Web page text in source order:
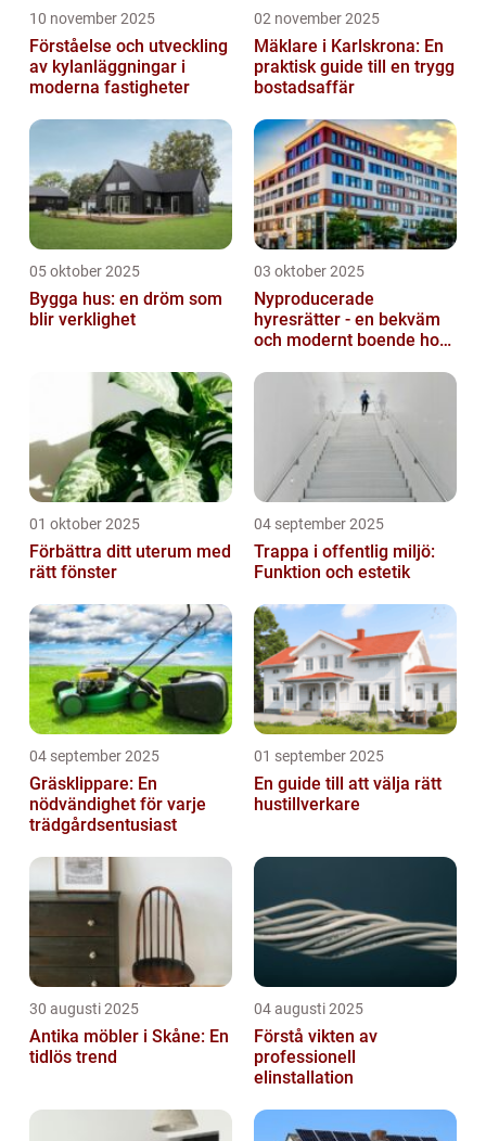
10 november 2025
Förståelse och utveckling
av kylanläggningar i
moderna fastigheter
02 november 2025
Mäklare i Karlskrona: En
praktisk guide till en trygg
bostadsaffär
05 oktober 2025
Bygga hus: en dröm som
blir verklighet
03 oktober 2025
Nyproducerade
hyresrätter - en bekväm
och modernt boende hos
nyproduktion
01 oktober 2025
Förbättra ditt uterum med
rätt fönster
04 september 2025
Trappa i offentlig miljö:
Funktion och estetik
04 september 2025
Gräsklippare: En
nödvändighet för varje
trädgårdsentusiast
01 september 2025
En guide till att välja rätt
hustillverkare
30 augusti 2025
Antika möbler i Skåne: En
tidlös trend
04 augusti 2025
Förstå vikten av
professionell
elinstallation